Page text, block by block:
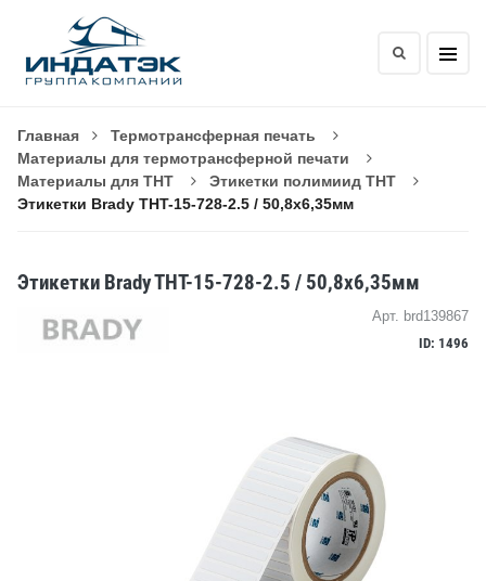
Главная
Термотрансферная печать
Материалы для термотрансферной печати
Материалы для THT
Этикетки полимиид THT
Этикетки Brady THT-15-728-2.5 / 50,8x6,35мм
Этикетки Brady THT-15-728-2.5 / 50,8x6,35мм
Арт. brd139867
ID: 1496